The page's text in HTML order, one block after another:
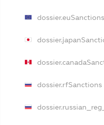
dossier.euSanctions
dossier.rfSanctions